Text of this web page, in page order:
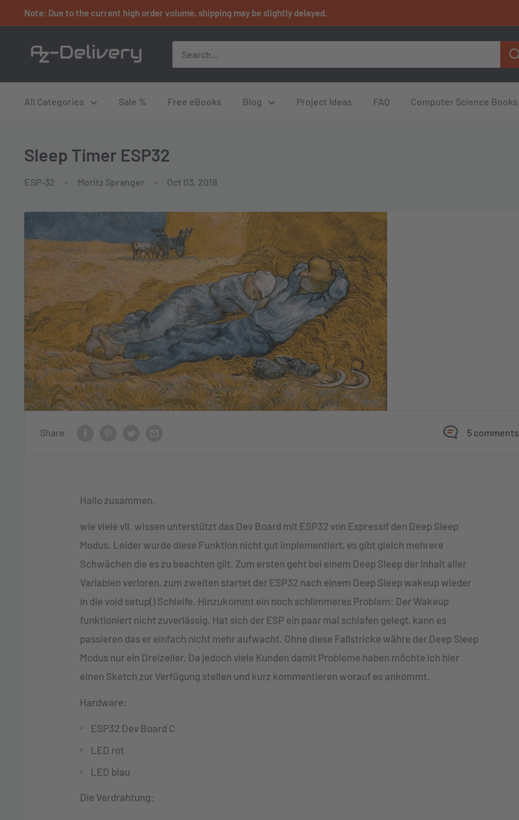
to
content
Note: Due to the current high order volume, shipping may be slightly delayed.
AZ-
All Categories Sale % Free eBooks Blog Project Ideas FAQ Computer Science Books
Sleep Timer ESP32
ESP-32 Moritz Spranger Oct 03, 2018
Share 5 comments
Hallo zusammen,
wie viele vll. wissen unterstützt das Dev Board mit ESP32 von Espressif den Deep Sleep
Modus. Leider wurde diese Funktion nicht gut implementiert, es gibt gleich mehrere
Schwächen die es zu beachten gilt. Zum ersten geht bei einem Deep Sleep der Inhalt aller
Variablen verloren, zum zweiten startet der ESP32 nach einem Deep Sleep wakeup wieder
in die void setup() Schleife. Hinzukommt ein noch schlimmeres Problem: Der Wakeup
funktioniert nicht zuverlässig. Hat sich der ESP ein paar mal schlafen gelegt, kann es
passieren das er einfach nicht mehr aufwacht. Ohne diese Fallstricke währe der Deep Sleep
Modus nur ein Dreizeiler. Da jedoch viele Kunden damit Probleme haben möchte ich hier
einen Sketch zur Verfügung stellen und kurz kommentieren worauf es ankommt.
Hardware:
ESP32 Dev Board C
LED rot
LED blau
Die Verdrahtung: